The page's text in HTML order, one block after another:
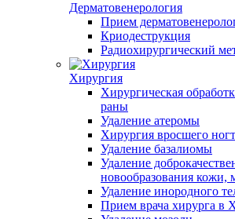
Дерматовенерология
Прием
Криодеструкция
Радиохирургический
Хирургия
Хирургическая
раны
Удаление атеромы
Хирургия вросшего
Удаление базалиомы
Удаление
новообразования кожи,
Удаление инородного
Прием врача хирурга в